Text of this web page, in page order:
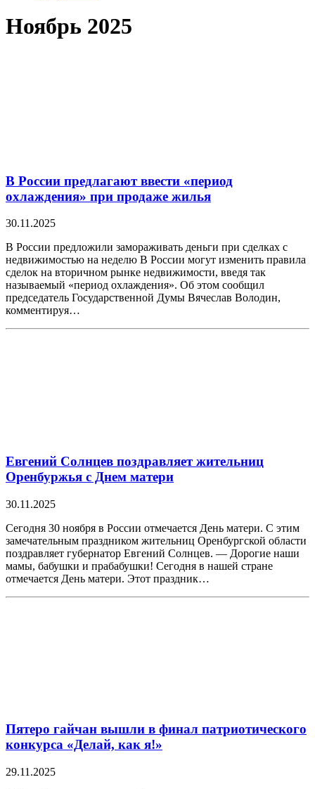
Ноябрь 2025
В России предлагают ввести «период
охлаждения» при продаже жилья
30.11.2025
В России предложили замораживать деньги при сделках с
недвижимостью на неделю В России могут изменить правила
сделок на вторичном рынке недвижимости, введя так
называемый «период охлаждения». Об этом сообщил
председатель Государственной Думы Вячеслав Володин,
комментируя…
Евгений Солнцев поздравляет жительниц
Оренбуржья с Днем матери
30.11.2025
Сегодня 30 ноября в России отмечается День матери. С этим
замечательным праздником жительниц Оренбургской области
поздравляет губернатор Евгений Солнцев. — Дорогие наши
мамы, бабушки и прабабушки! Сегодня в нашей стране
отмечается День матери. Этот праздник…
Пятеро гайчан вышли в финал патриотического
конкурса «Делай, как я!»
29.11.2025